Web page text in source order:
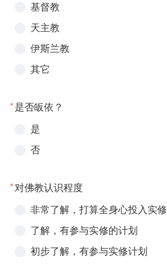
基督教
天主教
伊斯兰教
其它
* 是否皈依？
是
否
*对佛教认识程度
非常了解，打算全身心投入实修
了解，有参与实修的计划
初步了解，有参与实修计划